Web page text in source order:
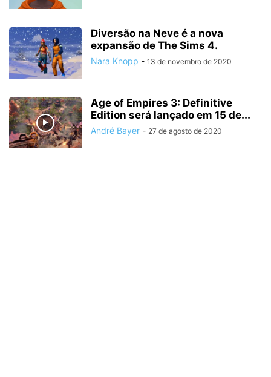
Diversão na Neve é a nova
expansão de The Sims 4.
Nara Knopp - 13 de novembro de 2020
Age of Empires 3: Definitive
Edition será lançado em 15 de...
André Bayer - 27 de agosto de 2020